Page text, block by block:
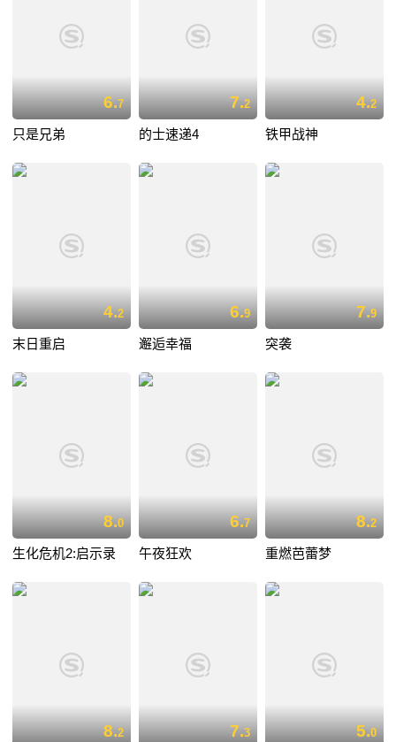
6.7
只是兄弟
7.2
的士速递4
4.2
铁甲战神
4.2
末日重启
6.9
邂逅幸福
7.9
突袭
8.0
生化危机2:启示录
6.7
午夜狂欢
8.2
重燃芭蕾梦
8.2 7.3 5.0